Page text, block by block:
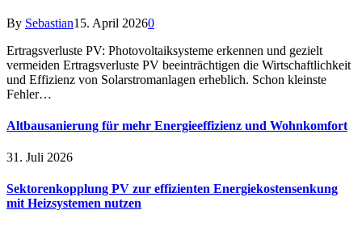
By Sebastian15. April 20260
Ertragsverluste PV: Photovoltaiksysteme erkennen und gezielt
vermeiden Ertragsverluste PV beeinträchtigen die Wirtschaftlichkeit
und Effizienz von Solarstromanlagen erheblich. Schon kleinste
Fehler…
Altbausanierung für mehr Energieeffizienz und Wohnkomfort
31. Juli 2026
Sektorenkopplung PV zur effizienten Energiekostensenkung
mit Heizsystemen nutzen